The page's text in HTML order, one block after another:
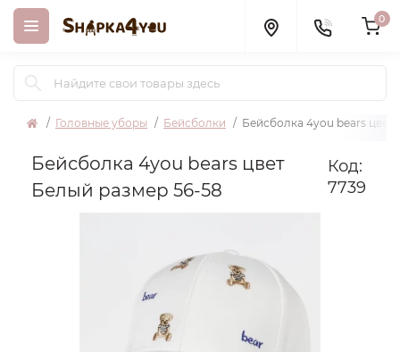
0
Головные уборы Бейсболки Бейсболка 4you bears цвет
Бейсболка 4you bears цвет
Белый размер 56-58
Код:
7739